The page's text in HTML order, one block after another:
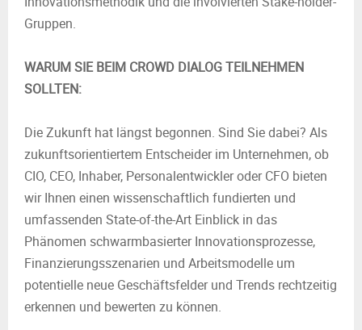
Gruppen.
WARUM SIE BEIM CROWD DIALOG TEILNEHMEN
SOLLTEN:
Die Zukunft hat längst begonnen. Sind Sie dabei? Als
zukunftsorientiertem Entscheider im Unternehmen, ob
CIO, CEO, Inhaber, Personalentwickler oder CFO bieten
wir Ihnen einen wissenschaftlich fundierten und
umfassenden State-of-the-Art Einblick in das
Phänomen schwarmbasierter Innovationsprozesse,
Finanzierungsszenarien und Arbeitsmodelle um
potentielle neue Geschäftsfelder und Trends rechtzeitig
erkennen und bewerten zu können.